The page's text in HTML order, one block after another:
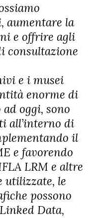
aumentare la
e offrire agli
consultazione
e i musei
enorme di
oggi, sono
all’interno di
il
e favorendo
LRM e altre
utilizzate, le
possono
Data,